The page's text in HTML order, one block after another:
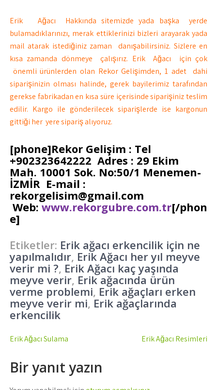
Erik Ağacı Hakkında sitemizde yada başka yerde
bulamadıklarınızı, merak ettiklerinizi bizleri arayarak yada
mail atarak istediğiniz zaman danışabilirsiniz. Sizlere en
kısa zamanda dönmeye çalışırız. Erik Ağacı için çok
önemli ürünlerden olan Rekor Gelişimden, 1 adet dahi
siparişinizin olması halinde, gerek bayilerimiz tarafından
gerekse fabrikadan en kısa süre içerisinde siparişiniz teslim
edilir. Kargo ile gönderilecek siparişlerde ise kargonun
gittiği her yere sipariş alıyoruz.
[phone]Rekor Gelişim : Tel
+902323642222 Adres : 29 Ekim
Mah. 10001 Sok. No:50/1 Menemen-
İZMİR E-mail :
rekorgelisim@gmail.com
Web:www.rekorgubre.com.tr[/phon
e]
Etiketler: Erik ağacı erkencilik için ne
yapılmalıdır, Erik Ağacı her yıl meyve
verir mi ?, Erik Ağacı kaç yaşında
meyve verir, Erik ağacında ürün
verme problemi, Erik ağaçları erken
meyve verir mi, Erik ağaçlarında
erkencilik
Yazı
Erik Ağacı Sulama Erik Ağacı Resimleri
Bir yanıt yazın